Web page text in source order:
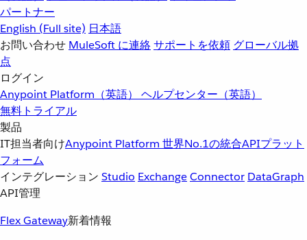
パートナー
English (Full site) 日本語
お問い合わせ MuleSoft に連絡サポートを依頼 グローバル拠
点
ログイン
Anypoint Platform（英語） ヘルプセンター（英語）
無料トライアル
製品
IT担当者向けAnypoint Platform 世界No.1の統合APIプラット
フォーム
インテグレーション Studio ExchangeConnector DataGraph
API管理
Flex Gateway新着情報